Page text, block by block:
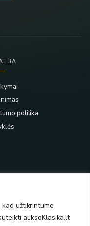
užtikrintume
auksoKlasika.lt
politika